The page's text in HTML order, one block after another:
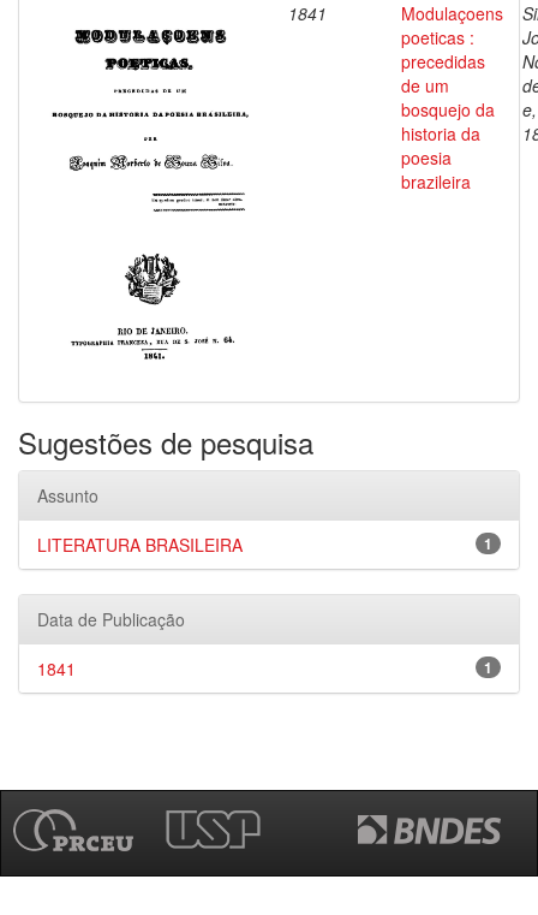
1841
Modulaçoens
poeticas :
precedidas
de um
bosquejo da
historia da
poesia
brazileira
Sugestões de pesquisa
Assunto
1
LITERATURA BRASILEIRA
Data de Publicação
1
1841